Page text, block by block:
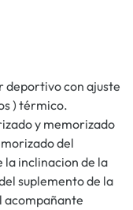
deportivo con ajuste
) térmico.
y memorizado
del
la inclinacion de la
suplemento de la
acompañante